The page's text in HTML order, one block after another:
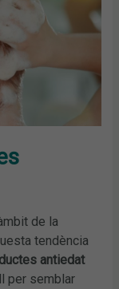
de la
tendència
antiedat
per semblar